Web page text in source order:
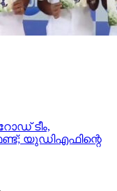
ടീം,
യുഡിഎഫിന്റെ